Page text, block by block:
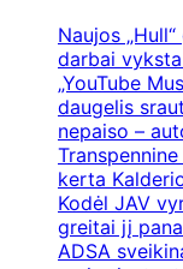
Naujos
darbai
„YouTube
daugelis
nepaiso –
kerta
Kodėl JAV
greitai jį
ADSA